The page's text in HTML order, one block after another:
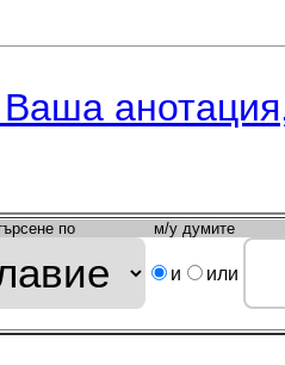
по м/у думите
и или